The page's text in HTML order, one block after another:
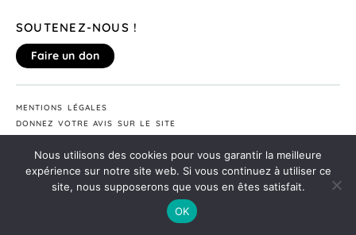
SOUTENEZ-NOUS !
Faire un don
MENTIONS LÉGALES
DONNEZ VOTRE AVIS SUR LE SITE
Nous utilisons des cookies pour vous garantir la meilleure
expérience sur notre site web. Si vous continuez à utiliser ce
site, nous supposerons que vous en êtes satisfait.
OK